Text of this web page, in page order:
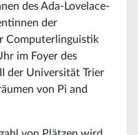
des Ada-Lovelace-
der
Computerlinguistik
im Foyer des
der Universität Trier
von Pi and